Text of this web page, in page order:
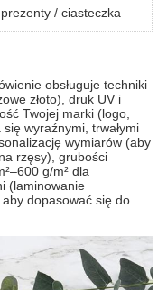
prezenty / ciasteczka
obsługuje techniki
złoto), druk UV i
Twojej marki (logo,
wyraźnymi, trwałymi
wymiarów (aby
rzęsy), grubości
g/m² dla
(laminowanie
aby dopasować się do